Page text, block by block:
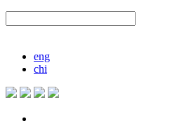
eng
chi